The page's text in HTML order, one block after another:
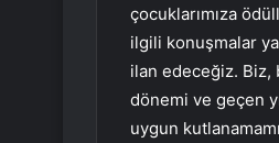
çocuklarımıza
ilgili konuşmalar
ilan edeceğiz. Biz,
dönemi ve geçen
uygun